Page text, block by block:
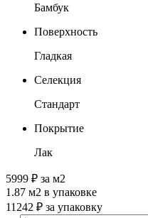
Бамбук
Поверхность
Гладкая
Селекция
Стандарт
Покрытие
Лак
5999 ₽ за м2
1.87 м2 в упаковке
11242 ₽ за упаковку